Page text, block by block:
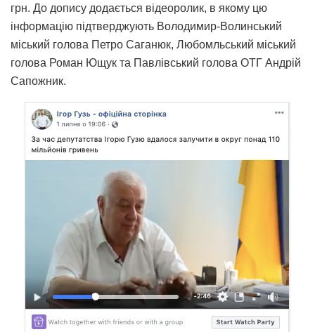
грн. До допису додається відеоролик, в якому цю
інформацію підтверджують Володимир-Волинський
міський голова Петро Саганюк, Любомльський міський
голова Роман Ющук та Павлівський голова ОТГ Андрій
Сапожник.